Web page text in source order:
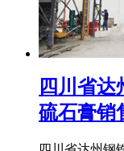
四川省
硫石膏销